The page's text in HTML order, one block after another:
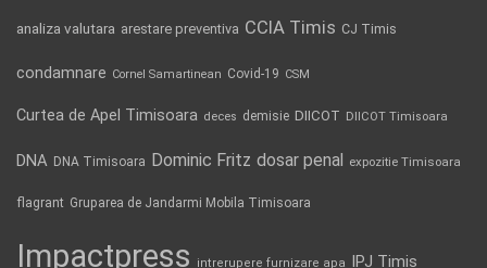
analiza valutara arestare preventiva CCIA Timis CJ Timis
condamnare Cornel Samartinean Covid-19 CSM
Curtea de Apel Timisoara deces demisie DIICOT DIICOT Timisoara
DNA DNA Timisoara Dominic Fritz dosar penal expozitie Timisoara
flagrant Gruparea de Jandarmi Mobila Timisoara
Impactpress intrerupere furnizare apa IPJ Timis